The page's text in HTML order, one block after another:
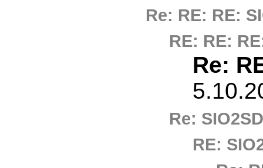
Re: RE: RE:
RE: RE:
Re:
Re: SIO2SD
RE: